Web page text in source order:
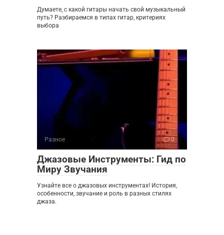
Думаете, с какой гитары начать свой музыкальный
путь? Разбираемся в типах гитар, критериях
выбора
Разное 0
Джазовые Инструменты: Гид по
Миру Звучания
Узнайте все о джазовых инструментах! История,
особенности, звучание и роль в разных стилях
джаза.